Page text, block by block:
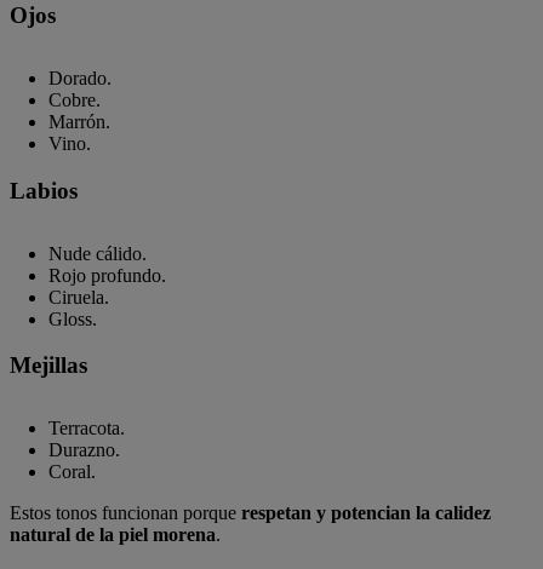
Ojos
Dorado.
Cobre.
Marrón.
Vino.
Labios
Nude cálido.
Rojo profundo.
Ciruela.
Gloss.
Mejillas
Terracota.
Durazno.
Coral.
Estos tonos funcionan porque respetan y potencian la calidez
natural de la piel morena.